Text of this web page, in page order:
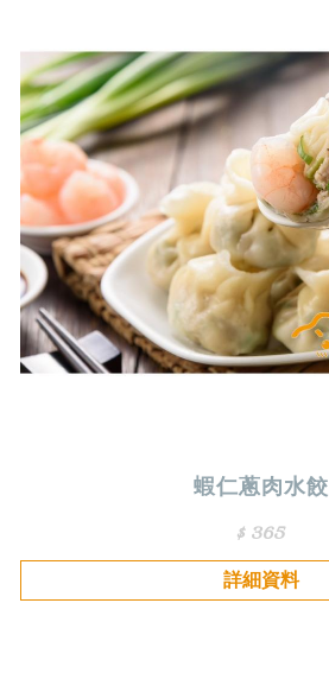
蝦仁蔥肉水餃
$ 365
詳細資料